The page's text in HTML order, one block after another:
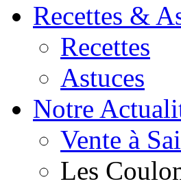
Recettes &
Recettes
Astuces
Notre
Vente à
Les